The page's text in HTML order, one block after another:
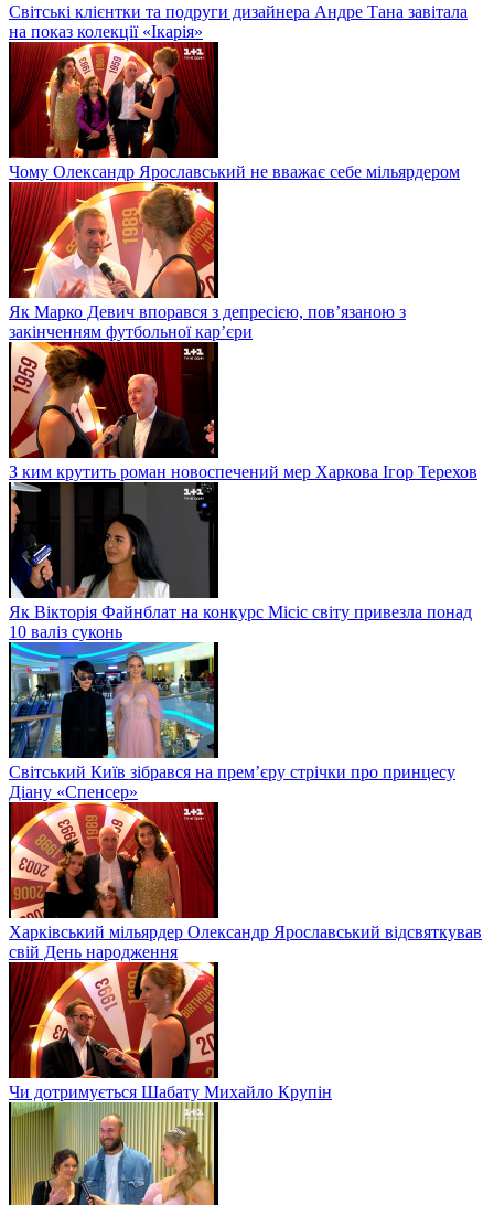
Світські клієнтки та подруги дизайнера Андре Тана завітала
на показ колекції «Ікарія»
Чому Олександр Ярославський не вважає себе мільярдером
Як Марко Девич впорався з депресією, пов’язаною з
закінченням футбольної кар’єри
З ким крутить роман новоспечений мер Харкова Ігор Терехов
Як Вікторія Файнблат на конкурс Місіс світу привезла понад
10 валіз суконь
Світський Київ зібрався на прем’єру стрічки про принцесу
Діану «Спенсер»
Харківський мільярдер Олександр Ярославський відсвяткував
свій День народження
Чи дотримується Шабату Михайло Крупін